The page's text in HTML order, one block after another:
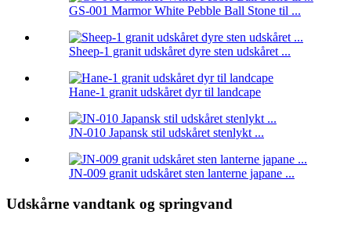
GS-001 Marmor White Pebble Ball Stone til ...
Sheep-1 granit udskåret dyre sten udskåret ...
Hane-1 granit udskåret dyr til landcape
JN-010 Japansk stil udskåret stenlykt ...
JN-009 granit udskåret sten lanterne japane ...
Udskårne vandtank og springvand